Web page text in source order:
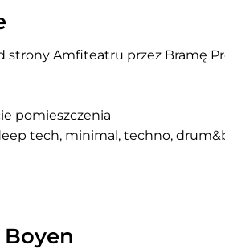
strony Amfiteatru przez Bramę
pomieszczenia
tech, minimal, techno,
Boyen